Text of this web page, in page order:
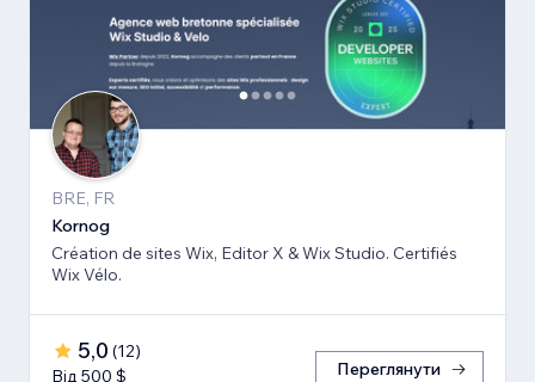
BRE, FR
Kornog
Création de sites Wix, Editor X & Wix Studio. Certifiés
Wix Vélo.
5,0 (12)
Від 500 $
Переглянути